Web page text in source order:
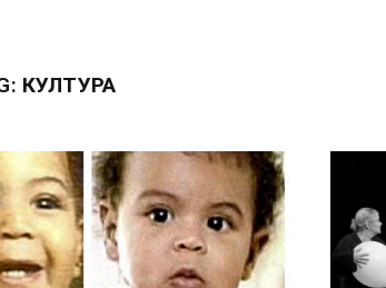
КУЛТУРА
град на Русуија – експлозивот бил
како роденденски подарок
2, 2026